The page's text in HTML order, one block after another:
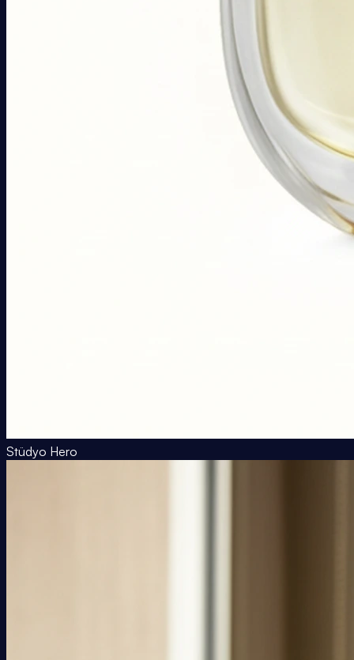
Stüdyo Hero